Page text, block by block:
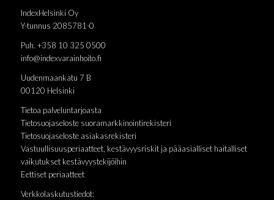
IndexHelsinki Oy
Y-tunnus 2085781-0
Puh. +358 10 325 0500
info@indexvarainhoito.fi
Uudenmaankatu 7 B
00120 Helsinki
Tietoa palveluntarjoasta
Tietosuojaseloste suoramarkkinointirekisteri
Tietosuojaseloste asiakasrekisteri
Vastuullisuusperiaatteet, kestävyysriskit ja pääasialliset haitalliset
vaikutukset kestävyystekijöihin
Eettiset periaatteet
Verkkolaskutustiedot: